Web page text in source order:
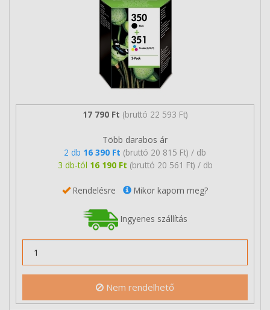
17 790 Ft (bruttó 22 593 Ft)
Több darabos ár
2 db 16 390 Ft (bruttó 20 815 Ft) / db
3 db-tól 16 190 Ft (bruttó 20 561 Ft) / db
Rendelésre Mikor kapom meg?
Ingyenes szállítás
Nem rendelhető